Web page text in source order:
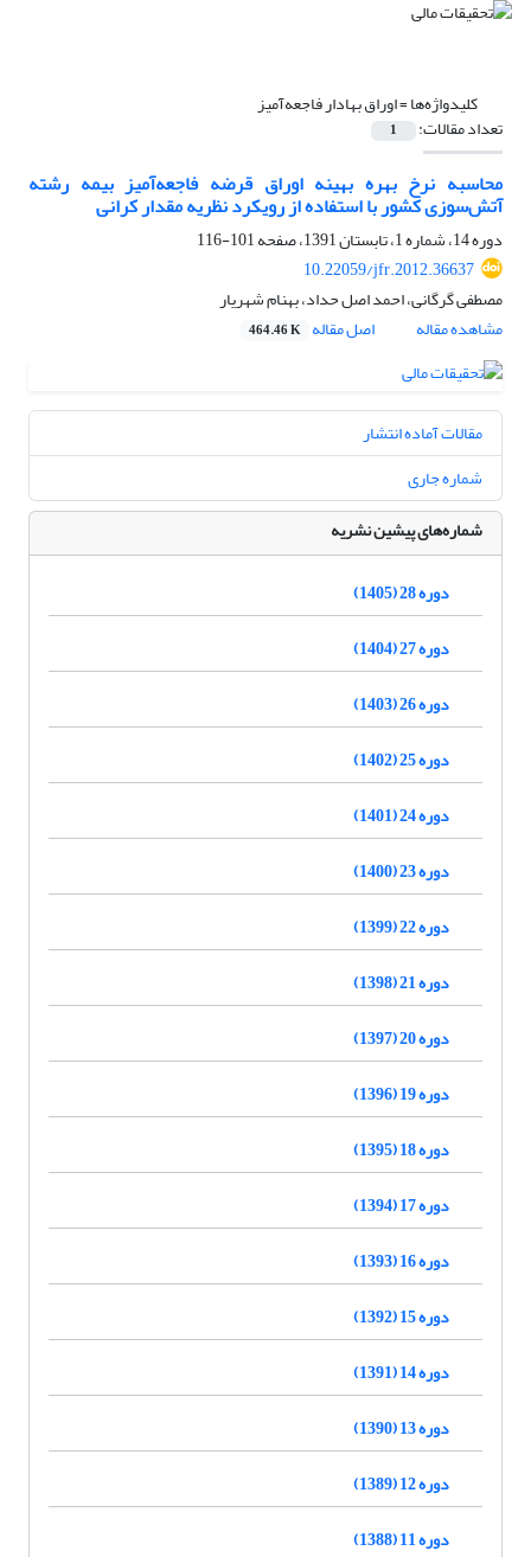
کلیدواژه‌ها =اوراق بهادار فاجعه‌آمیز
تعداد مقالات: 1
محاسبه نرخ بهره بهینه اوراق قرضه فاجعه‌آمیز بیمه رشته
آتش‌سوزی کشور با استفاده از رویکرد نظریه مقدار کرانی
دوره 14، شماره 1، تابستان 1391، صفحه
101-116
10.22059/jfr.2012.36637
مصطفی گرگانی، احمد اصل حداد، بهنام شهریار
مشاهده مقاله
اصل مقاله 464.46 K
مقالات آماده انتشار
شماره جاری
شماره‌های پیشین نشریه
دوره 28 (1405)
دوره 27 (1404)
دوره 26 (1403)
دوره 25 (1402)
دوره 24 (1401)
دوره 23 (1400)
دوره 22 (1399)
دوره 21 (1398)
دوره 20 (1397)
دوره 19 (1396)
دوره 18 (1395)
دوره 17 (1394)
دوره 16 (1393)
دوره 15 (1392)
دوره 14 (1391)
دوره 13 (1390)
دوره 12 (1389)
دوره 11 (1388)